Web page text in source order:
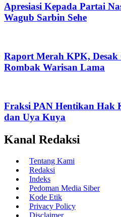
Apresiasi Kepada Partai
Wagub Sarbin Sehe
Raport Merah KPK,
Rombak Warisan Lama
Fraksi PAN Hentikan Hak
dan Uya Kuya
Kanal Redaksi
Tentang Kami
Redaksi
Indeks
Pedoman Media Siber
Kode Etik
Privacy Policy